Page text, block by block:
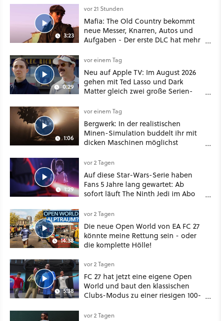
3:23
vor 21 Stunden
Mafia: The Old Country bekommt
neue Messer, Knarren, Autos und
Aufgaben - Der erste DLC hat mehr
0:29
vor einem Tag
Neu auf Apple TV: Im August 2026
gehen mit Ted Lasso und Dark
Matter gleich zwei große Serien-
1:06
vor einem Tag
Bergwerk: In der realistischen
Minen-Simulation buddelt ihr mit
dicken Maschinen möglichst
1:29
vor 2 Tagen
Auf diese Star-Wars-Serie haben
Fans 5 Jahre lang gewartet: Ab
sofort läuft The Ninth Jedi im Abo
14:38
vor 2 Tagen
Die neue Open World von EA FC 27
könnte meine Rettung sein - oder
die komplette Hölle!
5:38
vor 2 Tagen
FC 27 hat jetzt eine eigene Open
World und baut den klassischen
Clubs-Modus zu einer riesigen 100-
vor 2 Tagen